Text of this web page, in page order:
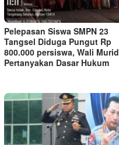
Pelepasan Siswa SMPN 23
Tangsel Diduga Pungut Rp
800.000 persiswa, Wali Murid
Pertanyakan Dasar Hukum